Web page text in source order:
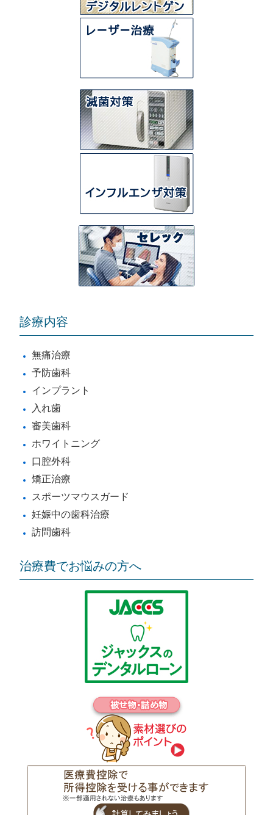
診療内容
無痛治療
予防歯科
インプラント
入れ歯
審美歯科
ホワイトニング
口腔外科
矯正治療
スポーツマウスガード
妊娠中の歯科治療
訪問歯科
治療費でお悩みの方へ